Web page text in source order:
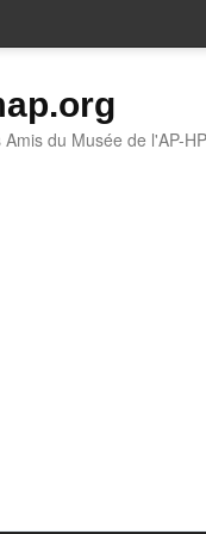
du Musée de l'AP-HP